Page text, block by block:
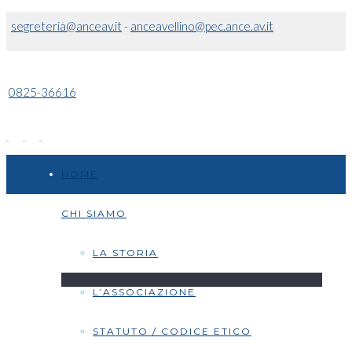
segreteria@anceav.it- anceavellino@pec.ance.av.it
0825-36616
CHI SIAMO
LA STORIA
L’ASSOCIAZIONE
STATUTO / CODICE ETICO